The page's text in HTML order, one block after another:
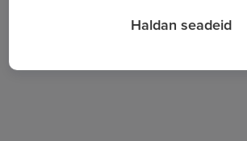
hulgimüük sõidu- ja veoautodele ning
Haldan seadeid